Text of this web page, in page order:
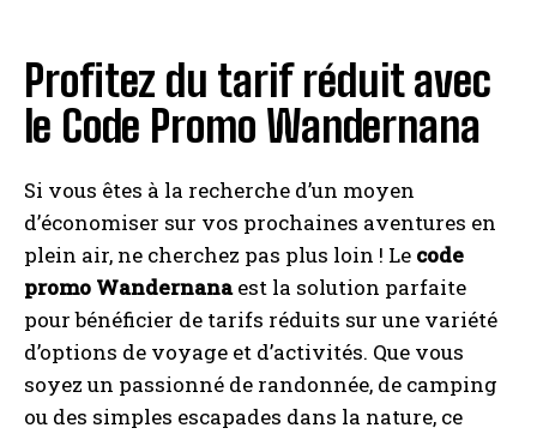
Profitez du tarif réduit avec
le Code Promo Wandernana
Si vous êtes à la recherche d’un moyen
d’économiser sur vos prochaines aventures en
plein air, ne cherchez pas plus loin ! Le code
promo Wandernanaest la solution parfaite
pour bénéficier de tarifs réduits sur une variété
d’options de voyage et d’activités. Que vous
soyez un passionné de randonnée, de camping
ou des simples escapades dans la nature, ce